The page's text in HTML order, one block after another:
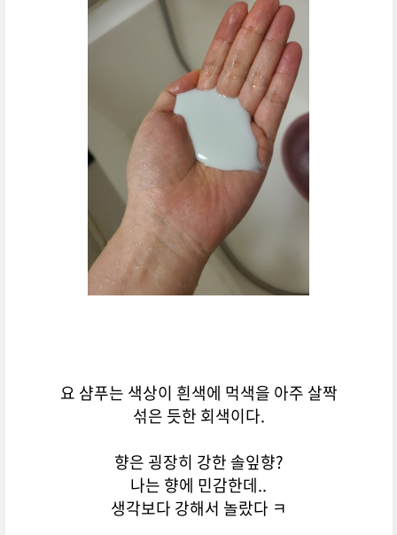
요 샴푸는 색상이 흰색에 먹색을 아주 살짝
섞은 듯한 회색이다.
향은 굉장히 강한 솔잎향?
나는 향에 민감한데..
생각보다 강해서 놀랐다 ㅋ